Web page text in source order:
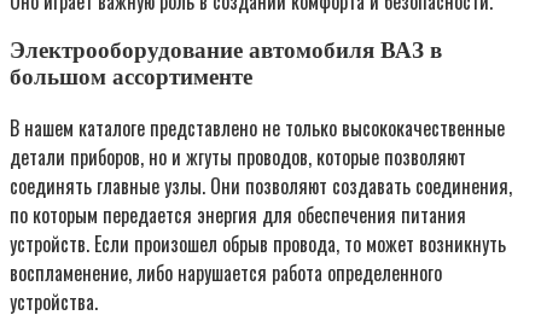
Электрооборудование автомобиля ВАЗ в
большом ассортименте
В нашем каталоге представлено не только высококачественные
детали приборов, но и жгуты проводов, которые позволяют
соединять главные узлы. Они позволяют создавать соединения,
по которым передается энергия для обеспечения питания
устройств. Если произошел обрыв провода, то может возникнуть
воспламенение, либо нарушается работа определенного
устройства.